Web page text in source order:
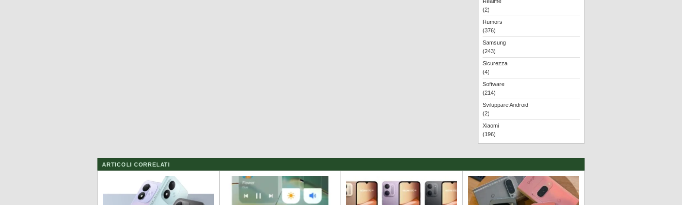
(2)
Rumors
(376)
Samsung
(243)
Sicurezza
(4)
Software
(214)
Sviluppare Android
(2)
Xiaomi
(196)
ARTICOLI CORRELATI